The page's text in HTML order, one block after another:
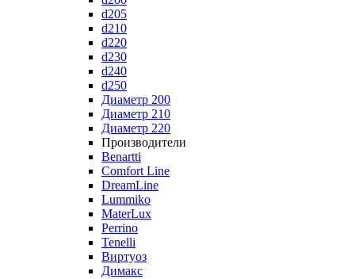
d205
d210
d220
d230
d240
d250
Диаметр 200
Диаметр 210
Диаметр 220
Производители
Benartti
Comfort Line
DreamLine
Lummiko
MaterLux
Perrino
Tenelli
Виртуоз
Димакс